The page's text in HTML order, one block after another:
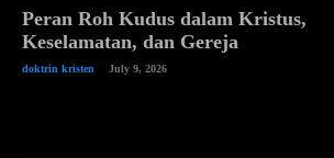
Peran Roh Kudus dalam Kristus,
Keselamatan, dan Gereja
doktrin kristen July 9, 2026